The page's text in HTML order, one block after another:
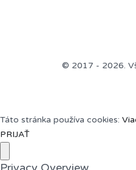
© 2017 - 2026.
Táto stránka používa cookies:
PRIJAŤ